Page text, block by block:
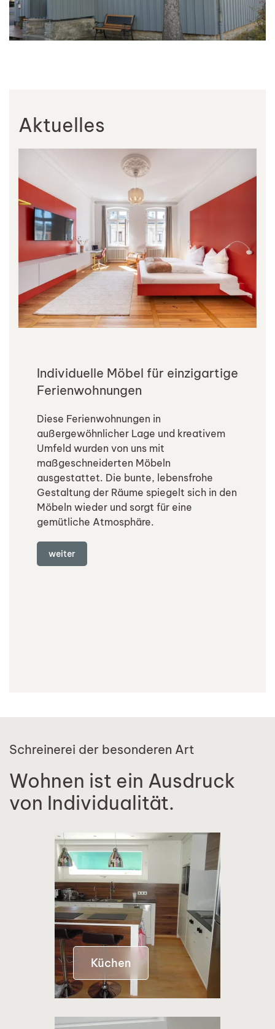
Aktuelles
Individuelle Möbel für einzigartige
Ferienwohnungen
Diese Ferienwohnungen in
außergewöhnlicher Lage und kreativem
Umfeld wurden von uns mit
maßgeschneiderten Möbeln
ausgestattet. Die bunte, lebensfrohe
Gestaltung der Räume spiegelt sich in den
Möbeln wieder und sorgt für eine
gemütliche Atmosphäre.
weiter
Schreinerei der besonderen Art
Wohnen ist ein Ausdruck
von Individualität.
Küchen